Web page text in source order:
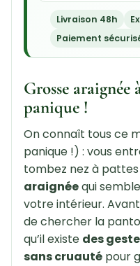
Livraison 48h
Paiement
Grosse araignée
panique !
On connaît tous ce
panique !) : vous
tombez nez à
araignéequi
votre intérieur.
de chercher la
qu’il existe des
sans cruautépour